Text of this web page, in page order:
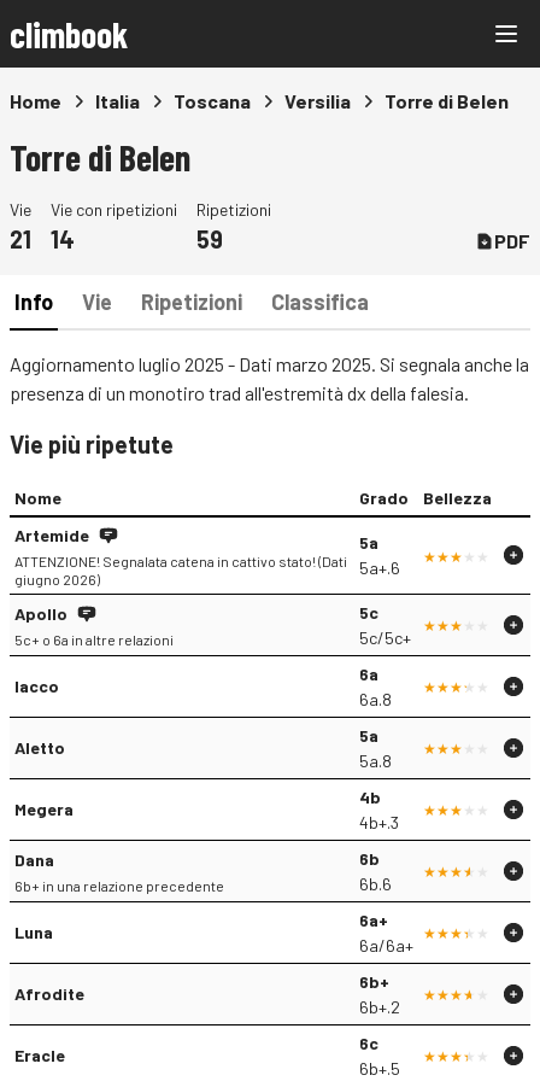
climbook
Home Italia Toscana Versilia Torre di Belen
Torre di Belen
Vie
21
Vie con ripetizioni
14
Ripetizioni
59 PDF
Info Vie Ripetizioni Classifica
Aggiornamento luglio 2025 - Dati marzo 2025. Si segnala anche la
presenza di un monotiro trad all'estremità dx della falesia.
Vie più ripetute
Nome Grado
Bellezza
Artemide
ATTENZIONE! Segnalata catena in cattivo stato! (Dati
giugno 2026)
5a
5a+.6
Apollo
5c+ o 6a in altre relazioni
5c
5c/5c+
Iacco
6a
6a.8
Aletto
5a
5a.8
Megera
4b
4b+.3
Dana
6b+ in una relazione precedente
6b
6b.6
Luna
6a+
6a/6a+
Afrodite
6b+
6b+.2
Eracle
6c
6b+.5